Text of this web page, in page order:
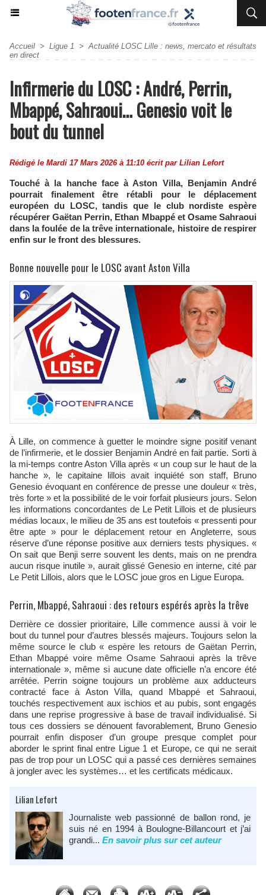
Accueil > Ligue 1 > Actualité LOSC Lille : news, mercato et résultats
en direct
Infirmerie du LOSC : André, Perrin,
Mbappé, Sahraoui… Genesio voit le
bout du tunnel
Rédigé le Mardi 17 Mars 2026 à 11:10 écrit par Lilian Lefort
Touché à la hanche face à Aston Villa, Benjamin André
pourrait finalement être rétabli pour le déplacement
européen du LOSC, tandis que le club nordiste espère
récupérer Gaëtan Perrin, Ethan Mbappé et Osame Sahraoui
dans la foulée de la trêve internationale, histoire de respirer
enfin sur le front des blessures.
Bonne nouvelle pour le LOSC avant Aston Villa
À Lille, on commence à guetter le moindre signe positif venant
de l’infirmerie, et le dossier Benjamin André en fait partie. Sorti à
la mi-temps contre Aston Villa après « un coup sur le haut de la
hanche », le capitaine lillois avait inquiété son staff, Bruno
Genesio évoquant en conférence de presse une douleur « très,
très forte » et la possibilité de le voir forfait plusieurs jours. Selon
les informations concordantes de Le Petit Lillois et de plusieurs
médias locaux, le milieu de 35 ans est toutefois « pressenti pour
être apte » pour le déplacement retour en Angleterre, sous
réserve d’une réponse positive aux derniers tests physiques. «
On sait que Benji serre souvent les dents, mais on ne prendra
aucun risque inutile », aurait glissé Genesio en interne, cité par
Le Petit Lillois, alors que le LOSC joue gros en Ligue Europa.
Perrin, Mbappé, Sahraoui : des retours espérés après la trêve
Derrière ce dossier prioritaire, Lille commence aussi à voir le
bout du tunnel pour d’autres blessés majeurs. Toujours selon la
même source le club « espère les retours de Gaëtan Perrin,
Ethan Mbappé voire même Osame Sahraoui après la trêve
internationale », même si aucune date officielle n’a encore été
arrêtée. Perrin soigne toujours un problème aux adducteurs
contracté face à Aston Villa, quand Mbappé et Sahraoui,
touchés respectivement aux ischios et au pubis, sont engagés
dans une reprise progressive à base de travail individualisé. Si
tous ces dossiers se dénouent favorablement, Bruno Genesio
pourrait enfin disposer d’un groupe presque complet pour
aborder le sprint final entre Ligue 1 et Europe, ce qui ne serait
pas de trop pour un LOSC qui a passé ces dernières semaines
à jongler avec les systèmes… et les certificats médicaux.
Lilian Lefort
Journaliste web passionné de ballon rond, je
suis né en 1994 à Boulogne-Billancourt et j’ai
grandi... En savoir plus sur cet auteur